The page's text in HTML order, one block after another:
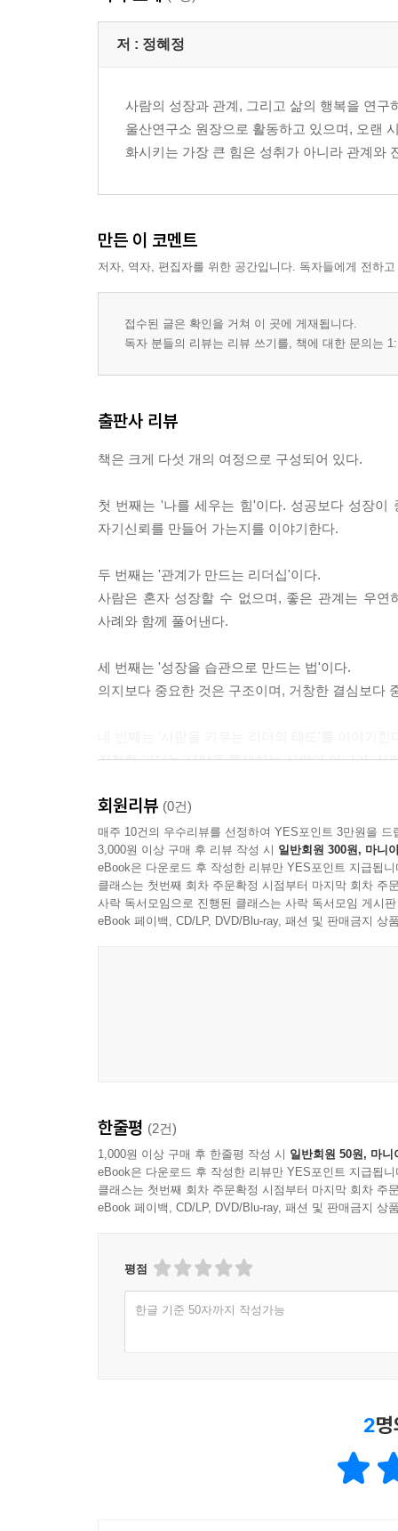
7장_ 관계는 먼저 다가가는 것이다 · 58
8장_ 인복은 정성에서 온다 · 64
11장_ 갈등 앞에서 드러나는 리더십 · 83
12장_ 칭찬과 인정은 소통의 마법 지팡이 · 90
13장_ 함께 걷는 리더십 · 97
14장_ 목표를 세우는 힘 · 104
15장_ 계획하고 집중하라 · 116
16장_ 중요한 일을 우선하라 · 123
17장_ 의지를 믿지 말고 구조를 만들어라 · 132
Part 4
20장_다름을 품는 리더는 사람을 먼저 본다 · 159
21장_ 인간적 매력이 가진 힘 · 166
23장_ 리더의 뒷모습이 사람을 키운다 · 184
24장_ 사람을 믿는 리더는 다르다 · 192
삶으로이끄는리더십
27장_ 장학금 봉투에 담긴 선한 영향력 · 212
29장_ 리더가 지닌 확신과 신념의 힘 · 227
30장_ 성장은 여전히 나를 부른다 · 234
에필로그 정원이 가르쳐준 것들 · 238
부록 메타리더십 메타코스 주요 원칙 · 240
저 : 정혜정
사람의 성장과 관계, 그리고 삶의 행복을 연구
울산연구소 원장으로 활동하고 있으며, 오랜
화시키는 가장 큰 힘은 성취가 아니라 관계와
만든 이 코멘트
저자, 역자, 편집자를 위한 공간입니다. 독자들에게 전하
접수된 글은 확인을 거쳐 이 곳에 게재됩니다.
독자 분들의 리뷰는 리뷰 쓰기를, 책에 대한 문의는
출판사 리뷰
책은 크게 다섯 개의 여정으로 구성되어 있다.
첫 번째는 '나를 세우는 힘'이다. 성공보다 성장
자기신뢰를 만들어 가는지를 이야기한다.
두 번째는 '관계가 만드는 리더십'이다.
사람은 혼자 성장할 수 없으며, 좋은 관계는 우
사례와 함께 풀어낸다.
세 번째는 '성장을 습관으로 만드는 법'이다.
의지보다 중요한 것은 구조이며, 거창한 결심보다
진정한 리더는 사람을 통제하는 사람이 아니라,
마지막으로 이 책은 우리에게 묻는다.
"당신은 어떤 사람으로 기억되고 싶은가?"
결국 인생에서 가장 오래 남는 것은 돈도, 직함도,
이야기다.
결국 우리를 다시 일으켜 세우는 것은 사람이고,
그 사람은 어쩌면 바로 당신 자신일지도 모릅니다.“
"결국 인생은 사람으로 완성된다"
그러나 진짜 성장은 혼자 이루어지지 않는다.
누군가의 응원과 믿음, 함께 걸어준 관계, 그리고
심리학적 통찰과 실제 삶의 경험, 그리고 따뜻한
독자는 마치 오랜 시간 인생을 먼저 살아온 멘토
회원리뷰 (0건)
매주 10건의 우수리뷰를 선정하여 YES포인트 3만원을 드
3,000원 이상 구매 후 리뷰 작성 시 일반회원 300원, 마니
eBook은 다운로드 후 작성한 리뷰만 YES포인트 지급됩니
클래스는 첫번째 회차 주문확정 시점부터 마지막 회차 주
사락 독서모임으로 진행된 클래스는 사락 독서모임 게시
eBook 페이백, CD/LP, DVD/Blu-ray, 패션 및 판매금지 상
한줄평 (2건)
1,000원 이상 구매 후 한줄평 작성 시 일반회원 50원, 마니
eBook은 다운로드 후 작성한 리뷰만 YES포인트 지급됩니
클래스는 첫번째 회차 주문확정 시점부터 마지막 회차 주
eBook 페이백, CD/LP, DVD/Blu-ray, 패션 및 판매금지 상
평점
한글 기준 50자까지 작성가능
2